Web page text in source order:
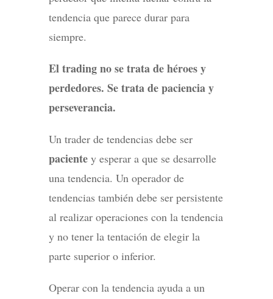
tendencia que parece durar para
siempre.
El trading no se trata de héroes y
perdedores. Se trata de paciencia y
perseverancia.
Un trader de tendencias debe ser
paciente y esperar a que se desarrolle
una tendencia. Un operador de
tendencias también debe ser persistente
al realizar operaciones con la tendencia
y no tener la tentación de elegir la
parte superior o inferior.
Operar con la tendencia ayuda a un